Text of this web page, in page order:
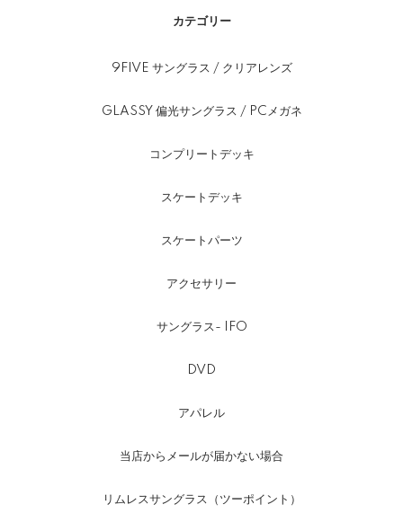
カテゴリー
9FIVE サングラス / クリアレンズ
GLASSY 偏光サングラス / PCメガネ
コンプリートデッキ
スケートデッキ
スケートパーツ
アクセサリー
サングラス- IFO
DVD
アパレル
当店からメールが届かない場合
リムレスサングラス（ツーポイント）